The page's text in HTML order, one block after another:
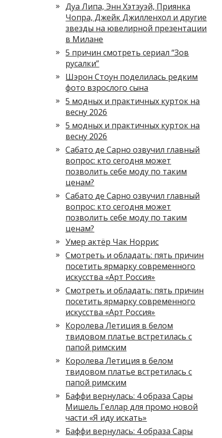
Дуа Липа, Энн Хэтэуэй, Приянка
Чопра, Джейк Джилленхол и другие
звезды на ювелирной презентации
в Милане
5 причин смотреть сериал “Зов
русалки”
Шэрон Стоун поделилась редким
фото взрослого сына
5 модных и практичных курток на
весну 2026
5 модных и практичных курток на
весну 2026
Сабато де Сарно озвучил главный
вопрос: кто сегодня может
позволить себе моду по таким
ценам?
Сабато де Сарно озвучил главный
вопрос: кто сегодня может
позволить себе моду по таким
ценам?
Умер актёр Чак Норрис
Смотреть и обладать: пять причин
посетить ярмарку современного
искусства «Арт Россия»
Смотреть и обладать: пять причин
посетить ярмарку современного
искусства «Арт Россия»
Королева Летиция в белом
твидовом платье встретилась с
папой римским
Королева Летиция в белом
твидовом платье встретилась с
папой римским
Баффи вернулась: 4 образа Сары
Мишель Геллар для промо новой
части «Я иду искать»
Баффи вернулась: 4 образа Сары